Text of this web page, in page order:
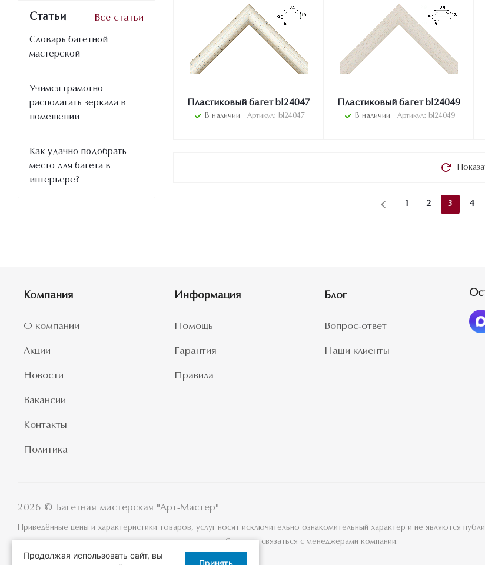
Пластиковый багет bl24047
В наличии Артикул: bl24047
Пластиковый багет bl24049
В наличии Артикул: bl24049
1 2 3 4
Статьи Все статьи
Словарь багетной
мастерской
Учимся грамотно
располагать зеркала в
помещении
Как удачно подобрать
место для багета в
интерьере?
Компания
О компании
Акции
Новости
Вакансии
Контакты
Политика
Информация
Помощь
Гарантия
Правила
Блог
Вопрос-ответ
Наши клиенты
2026 © Багетная мастерская "Арт-Мастер"
Приведённые цены и характеристики товаров, услуг носят исключительно ознакомительный характер и не являются
характеристиках товаров, их наличии и стоимости необходимо связаться с менеджерами компании.
Продолжая использовать сайт, вы
Принять